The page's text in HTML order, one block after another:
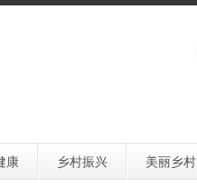
康 乡村振兴 美丽乡村